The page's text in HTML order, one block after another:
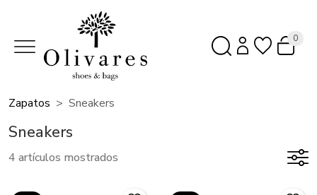
0
Zapatos Sneakers
Sneakers
4 artículos mostrados